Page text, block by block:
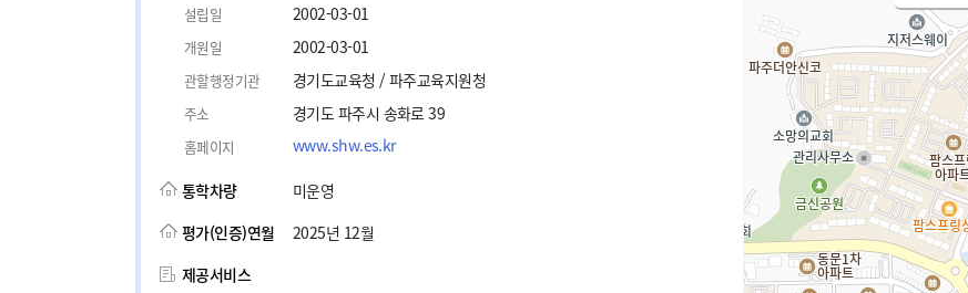
설립일 2002-03-01
개원일 2002-03-01
관할행정기관 경기도교육청 / 파주교육지원청
주소 경기도 파주시 송화로 39
홈페이지 www.shw.es.kr
통학차량
미운영
평가(인증)연월
2025년 12월
제공서비스